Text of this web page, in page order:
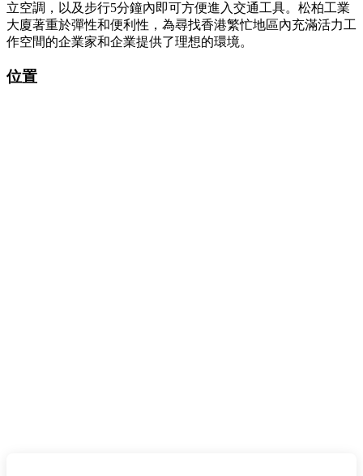
立空調，以及步行5分鐘內即可方便進入交通工具。松柏工業
大廈著重於彈性和便利性，為尋找香港繁忙地區內充滿活力工
作空間的企業家和企業提供了理想的環境。
位置